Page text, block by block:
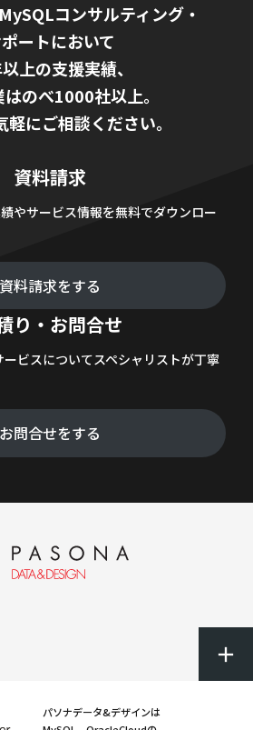
コンサルティング・
ートにおいて
上の支援実績、
のべ1000社以上。
軽にご相談ください。
資料請求
やサービス情報を無料でダウンロー
資料請求をする
り・お問合せ
ビスについてスペシャリストが丁寧
お問合せをする
パソナデータ&デザインは